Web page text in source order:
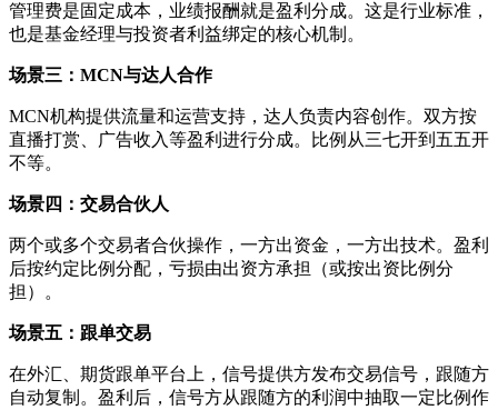
管理费是固定成本，业绩报酬就是盈利分成。这是行业标准，
也是基金经理与投资者利益绑定的核心机制。
场景三：MCN与达人合作
MCN机构提供流量和运营支持，达人负责内容创作。双方按
直播打赏、广告收入等盈利进行分成。比例从三七开到五五开
不等。
场景四：交易合伙人
两个或多个交易者合伙操作，一方出资金，一方出技术。盈利
后按约定比例分配，亏损由出资方承担（或按出资比例分
担）。
场景五：跟单交易
在外汇、期货跟单平台上，信号提供方发布交易信号，跟随方
自动复制。盈利后，信号方从跟随方的利润中抽取一定比例作